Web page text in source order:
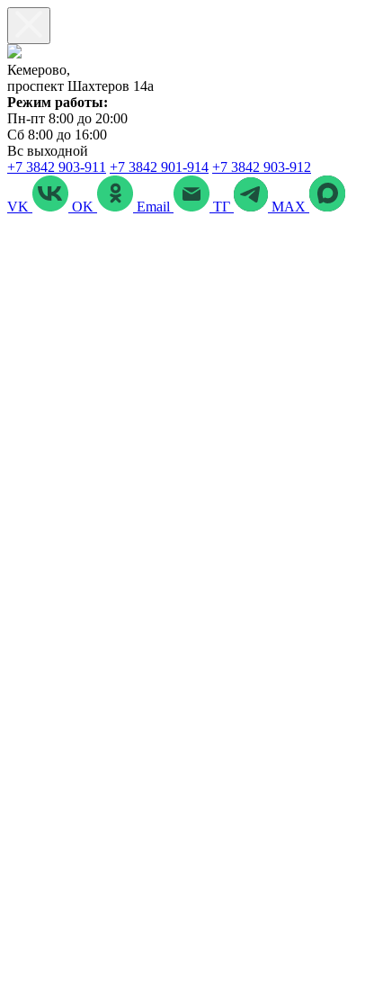
Кемерово,
проспект Шахтеров 14а
Режим работы:
Пн-пт 8:00 до 20:00
Сб 8:00 до 16:00
Вс выходной
+7 3842 903‑911 +7 3842 901‑914 +7 3842 903-912
VK OK Email ТГ MAX